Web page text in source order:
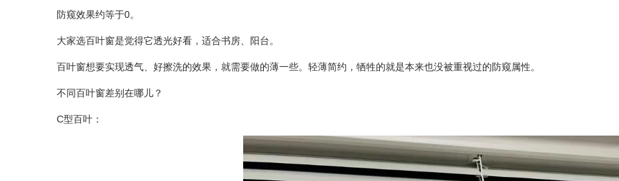
防窥效果约等于0。
大家选百叶窗是觉得它透光好看，适合书房、阳台。
百叶窗想要实现透气、好擦洗的效果，就需要做的薄一些。轻薄简约，牺牲的就是本来也没被重视过的防窥属性。
不同百叶窗差别在哪儿？
C型百叶：